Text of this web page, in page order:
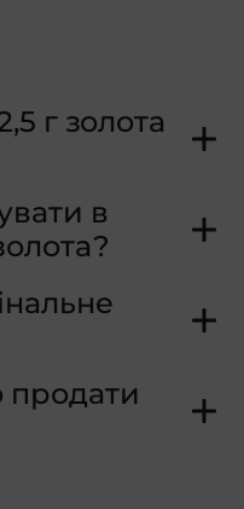
г золота
в
продати